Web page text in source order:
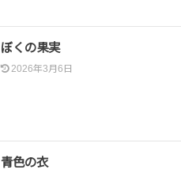
ぼくの果実
2026年3月6日
青色の衣